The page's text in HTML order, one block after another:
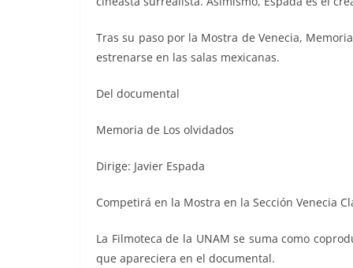
Tras su paso por la Mostra de Venecia,
estrenarse en las salas mexicanas.
Del documental
Memoria de Los olvidados
Dirige: Javier Espada
Competirá en la Mostra en la Sección Venecia
La Filmoteca de la UNAM se suma como
que apareciera en el documental.